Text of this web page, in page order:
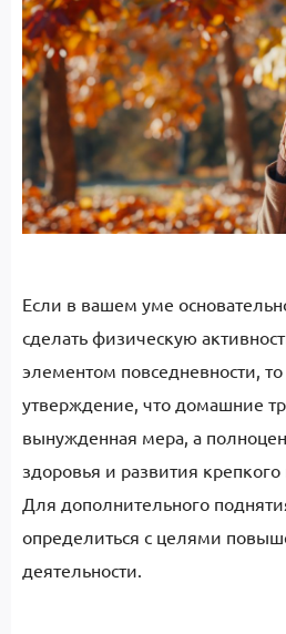
Если в вашем уме
сделать физическую
элементом повседневности,
утверждение, что домашние
вынужденная мера, а
здоровья и развития
Для дополнительного
определиться с целями
деятельности.